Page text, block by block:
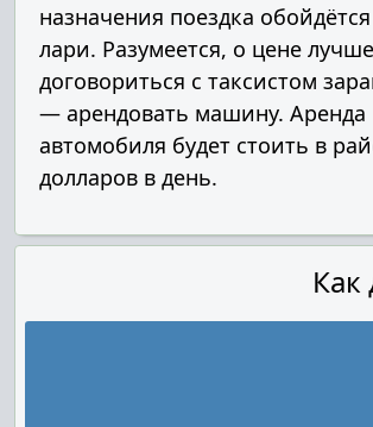
назначения поездка
лари. Разумеется, о цене лучше
договориться с таксистом
— арендовать машину. Аренда
автомобиля будет стоить в
долларов в день.
Как